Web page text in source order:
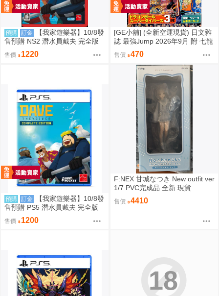
預購 訂金
【我家遊樂器】10/8發
售預購 NS2 潛水員戴夫 完全版
日版
售價 1220
[GE小舖] (全新空運現貨) 日文雜
誌 最強Jump 2026年9月 附 七龍
珠 卡片 明信片 七龍珠SD 遊戲王
售價 470
預購 訂金
【我家遊樂器】10/8發
售預購 PS5 潛水員戴夫 完全版
售價 1200
F:NEX 甘城なつき New outfit ver
1/7 PVC完成品 全新 現貨
售價 4410
18